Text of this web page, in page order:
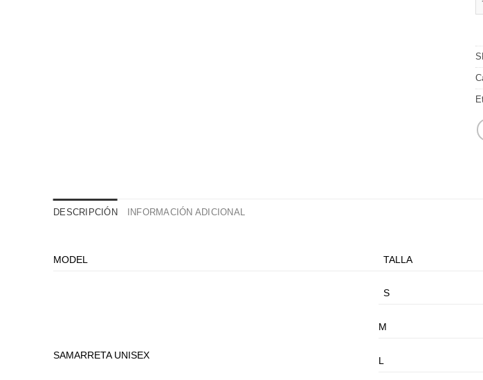
DESCRIPCIÓN INFORMACIÓN ADICIONAL
MODEL TALLA
SAMARRETA UNISEX
S
M
L